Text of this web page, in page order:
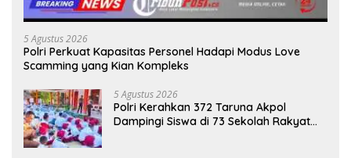
5 Agustus 2026
Polri Perkuat Kapasitas Personel Hadapi Modus Love
Scamming yang Kian Kompleks
5 Agustus 2026
Polri Kerahkan 372 Taruna Akpol
Dampingi Siswa di 73 Sekolah Rakyat